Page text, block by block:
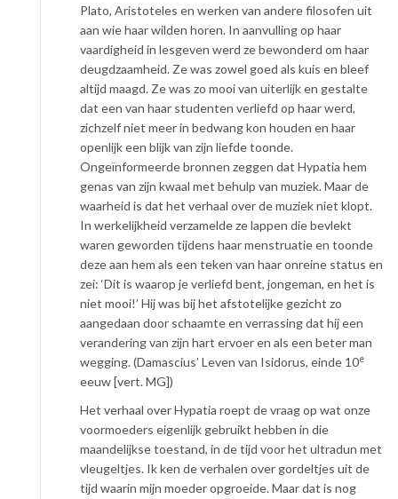
Plato, Aristoteles en werken van andere filosofen uit
aan wie haar wilden horen. In aanvulling op haar
vaardigheid in lesgeven werd ze bewonderd om haar
deugdzaamheid. Ze was zowel goed als kuis en bleef
altijd maagd. Ze was zo mooi van uiterlijk en gestalte
dat een van haar studenten verliefd op haar werd,
zichzelf niet meer in bedwang kon houden en haar
openlijk een blijk van zijn liefde toonde.
Ongeïnformeerde bronnen zeggen dat Hypatia hem
genas van zijn kwaal met behulp van muziek. Maar de
waarheid is dat het verhaal over de muziek niet klopt.
In werkelijkheid verzamelde ze lappen die bevlekt
waren geworden tijdens haar menstruatie en toonde
deze aan hem als een teken van haar onreine status en
zei: ‘Dit is waarop je verliefd bent, jongeman, en het is
niet mooi!’ Hij was bij het afstotelijke gezicht zo
aangedaan door schaamte en verrassing dat hij een
verandering van zijn hart ervoer en als een beter man
wegging. (Damascius’ Leven van Isidorus, einde 10e
eeuw [vert. MG])
Het verhaal over Hypatia roept de vraag op wat onze
voormoeders eigenlijk gebruikt hebben in die
maandelijkse toestand, in de tijd voor het ultradun met
vleugeltjes. Ik ken de verhalen over gordeltjes uit de
tijd waarin mijn moeder opgroeide. Maar dat is nog